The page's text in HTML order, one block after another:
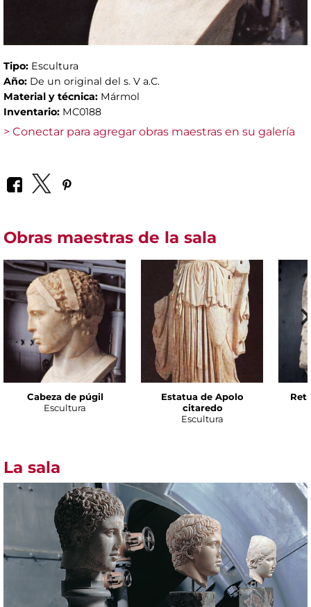
Tipo: Escultura
Año: De un original del s. V a.C.
Material y técnica: Mármol
Inventario: MC0188
> Conectar para agregar obras maestras en su galería
Obras maestras de la sala
Cabeza de púgil
Escultura
Estatua de Apolo
citaredo
Escultura
La sala